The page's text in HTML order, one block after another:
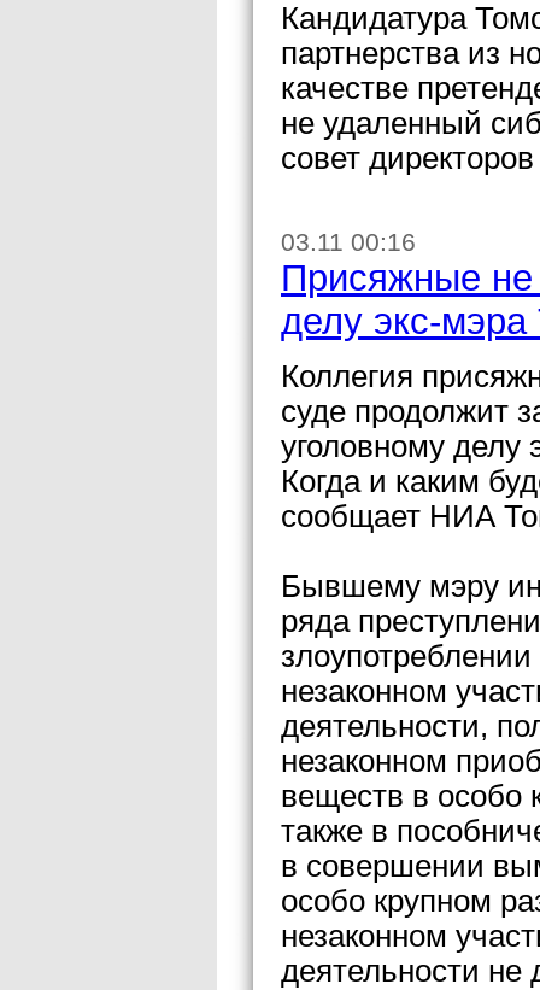
Кандидатура
партнерства из
качестве
не удаленный
совет
03.11 00:16
Присяжные не
делу экс-мэра
Коллегия
суде продолжит
уголовному делу
Когда и каким
сообщает НИА
Бывшему мэру
ряда
незаконном
деятельности,
незаконном
веществ в особо
также в
в совершении
особо крупном
незаконном
деятельности не